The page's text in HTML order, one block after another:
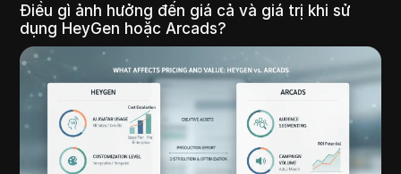
Điều gì ảnh hưởng đến giá cả và giá trị khi sử
dụng HeyGen hoặc Arcads?